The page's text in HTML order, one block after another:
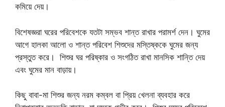
কমিয়ে দেয়।
বিশেষজ্ঞরা ঘরের পরিবেশকে যতটা সম্ভব শান্ত রাখার পরামর্শ দেন। ঘুমের
আগে হালকা আলো ও শান্ত পরিবেশ শিশুদের মস্তিষ্ককে ঘুমের জন্য
প্রস্তুত করে। শিশুর ঘর পরিষ্কার ও সংগঠিত রাখা মানসিক শান্তি দেয়
এবং ঘুমের মান বাড়ায়।
কিছু বাবা-মা শিশুর জন্য নরম কম্বল বা প্রিয় খেলনা ব্যবহার করে